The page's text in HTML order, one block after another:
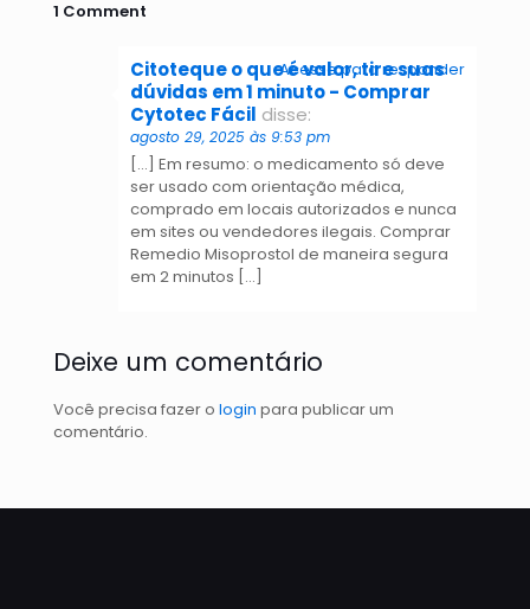
1 Comment
Citoteque o que é valor, tire suas
dúvidas em 1 minuto - Comprar
Cytotec Fácil disse:
agosto 29, 2025 às 9:53 pm
[…] Em resumo: o medicamento só deve
ser usado com orientação médica,
comprado em locais autorizados e nunca
em sites ou vendedores ilegais. Comprar
Remedio Misoprostol de maneira segura
em 2 minutos […]
Acesse para responder
Deixe um comentário
Você precisa fazer o login para publicar um
comentário.